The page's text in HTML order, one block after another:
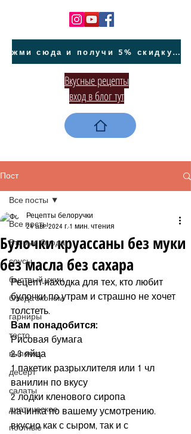
жми сюда и получи 5% скидку на покупку авто на Кипре и автообслуживание
Вкусные рецепты
вход в блог тут
Пост
Все посты
Вторые блюда
соусы
быстрый ужин
блюда эконом
гарниры
тесто
выпечка
десерт
салаты
диетическое
постные
Все посты
Булочки круассаны без муки
без масла без сахара
Рецепты белоручки
24 авг. 2024 г. 1 мин. чтения
Рецепт-находка для тех, кто любит
булочки по утрам и страшно не хочет
толстеть.
Вам понадобится:
Рисовая бумага
2-3 яйца
1 пакетик разрыхлителя или 1 чл
ванилин по вкусу
2 лодки кленового сиропа
начинка по вашему усмотрению.
вкусно как с сыром, так и с